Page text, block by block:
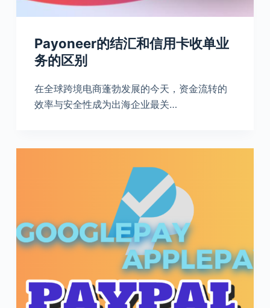
Payoneer的结汇和信用卡收单业
务的区别
在全球跨境电商蓬勃发展的今天，资金流转的
效率与安全性成为出海企业最关…